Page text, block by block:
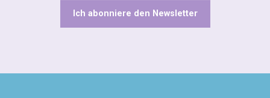
Ich abonniere den Newsletter